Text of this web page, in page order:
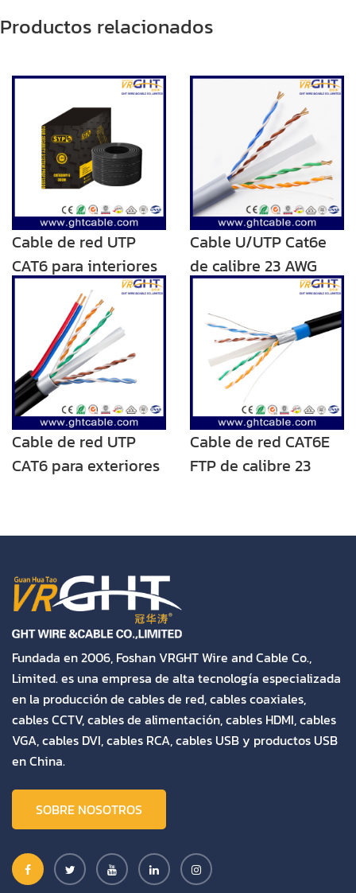
Productos relacionados
Cable de red UTP
CAT6 para interiores
y exteriores, PVC
Cable U/UTP Cat6e
de calibre 23 AWG
Cable de red UTP
CAT6 para exteriores
Cable de red CAT6E
FTP de calibre 23
Fundada en 2006, Foshan VRGHT Wire and Cable Co.,
Limited. es una empresa de alta tecnología especializada
en la producción de cables de red, cables coaxiales,
cables CCTV, cables de alimentación, cables HDMI, cables
VGA, cables DVI, cables RCA, cables USB y productos USB
en China.
SOBRE NOSOTROS